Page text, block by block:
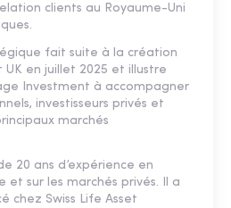
clients au Royaume-Uni
fait suite à la création
en juillet 2025 et illustre
Investment à accompagner
investisseurs privés et
marchés
20 ans d’expérience en
et sur les marchés privés. Il a
chez Swiss Life Asset